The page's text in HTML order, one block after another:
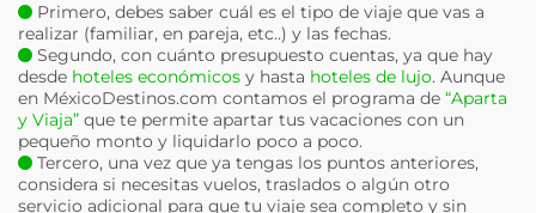
Primero, debes saber cuál es el tipo de viaje que vas a
realizar (familiar, en pareja, etc..) y las fechas.
Segundo, con cuánto presupuesto cuentas, ya que hay
desde hoteles económicos y hasta hoteles de lujo. Aunque
en MéxicoDestinos.com contamos el programa de “Aparta
y Viaja” que te permite apartar tus vacaciones con un
pequeño monto y liquidarlo poco a poco.
Tercero, una vez que ya tengas los puntos anteriores,
considera si necesitas vuelos, traslados o algún otro
servicio adicional para que tu viaje sea completo y sin